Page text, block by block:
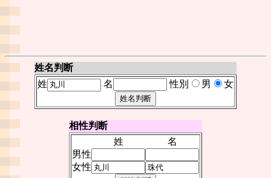
姓名判断
姓
名 性別 男 女
相性判断
姓
名
男性
女性